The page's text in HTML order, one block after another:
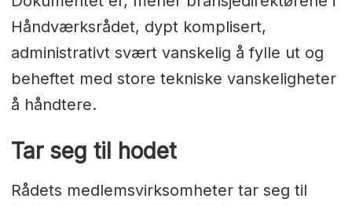
Håndværksrådet, dypt komplisert,
administrativt svært vanskelig å fylle ut og
beheftet med store tekniske vanskeligheter
å håndtere.
Tar seg til hodet
Rådets medlemsvirksomheter tar seg til